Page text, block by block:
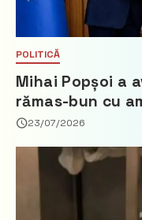
POLITICĂ
Mihai Popșoi a
rămas-bun cu
Țărilor de Jos,
23/07/2026